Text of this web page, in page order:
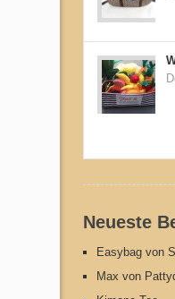
Neueste
Easybag von
Max von